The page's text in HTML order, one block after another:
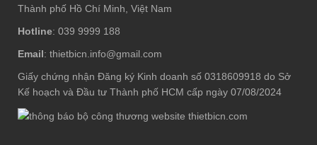
Thành phố Hồ Chí Minh, Việt Nam
Hotline: 039 9999 188
Email: thietbicn.info@gmail.com
Giấy chứng nhận Đăng ký Kinh doanh số 0318609918 do Sở
Kế hoạch và Đầu tư Thành phố HCM cấp ngày 07/08/2024